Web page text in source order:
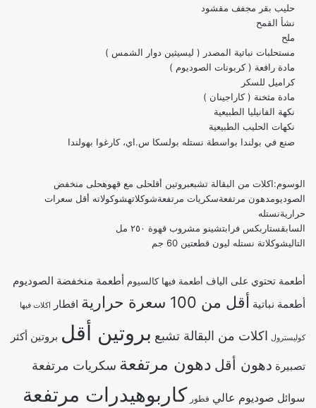
حليب بقر مجفف مقشود
نشأ القمح
ملح
مستحلبات نباتية المصدر ( ليسيثين دوار الشمس )
مادة رافعة ( كربونات الصوديوم )
كراميل للسكر
مادة مثخنة ( كاراجينان )
نكهة الفانيليا الطبيعية
نكهات الحليب الطبيعية
صنع في بولندا بواسطة نستله بولسكا س.اي، كارغوا بهولندا
الوسوم:اكلات من البقالة تشبعبروتين أقلحلى مع قهوهحلى منخفض
الصوديومدهون مرتفعةسكريات مرتفعةشوكلاتهشوكولاته أقل سعرات
حراريةنستله
السابقستاربكس فرابتشينو مشروب قهوة ٢٥٠ مل
التاليشوكلاتة نستله ليون قطعتين 60 جم
أطعمة تحتوي على الياف أطعمة فيها كالسيوم أطعمة منخفضة الصوديوم
أطعمة نباتية أقل من 100 سعرة حرارية افطار اكلات فيها
كوليسترول اكلات من البقالة تشبع بروتين أقل بروتين أكثر
تصبيرة دهون أقل دهون مرتفعة سكريات مرتفعة
سوائل صوديوم عالي فطور كاربوهيدرات مرتفعة